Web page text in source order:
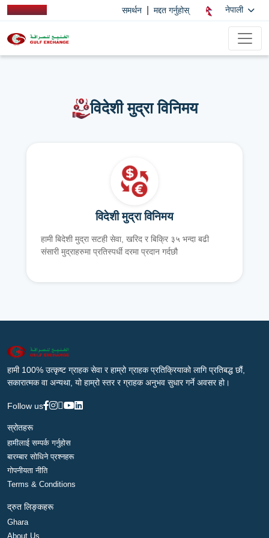
समर्थन मद्दत गर्नुहोस् नेपाली
विदेशी मुद्रा विनिमय
विदेशी मुद्रा विनिमय
हामी बिदेशी मुद्रा सटही सेवा, खरिद र बिक्रि ३५ भन्दा बढी
संसारी मुद्राहरुमा प्रतिस्पर्धी दरमा प्रदान गर्दछौ
हामी 100% उत्कृष्ट ग्राहक सेवा र हाम्रो ग्राहक प्रतिक्रियाको लागि प्रतिबद्ध छौं,
सकारात्मक वा अन्यथा, यो हाम्रो स्तर र ग्राहक अनुभव सुधार गर्ने अवसर हो।
Follow us
स्रोतहरू
हामीलाई सम्पर्क गर्नुहोस
बारम्बार सोधिने प्रश्नहरू
गोपनीयता नीति
Terms & Conditions
द्रुत लिङ्कहरू
Ghara
About Us